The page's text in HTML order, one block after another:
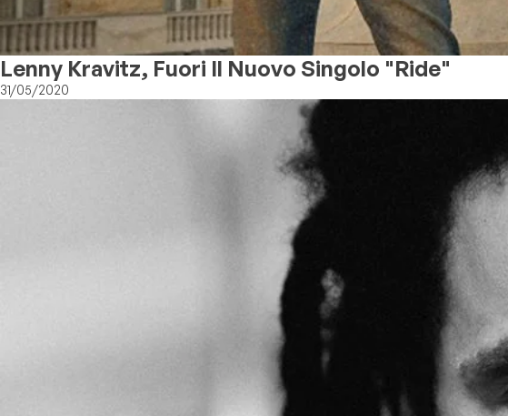
Lenny Kravitz, Fuori Il Nuovo Singolo "Ride"
31/05/2020